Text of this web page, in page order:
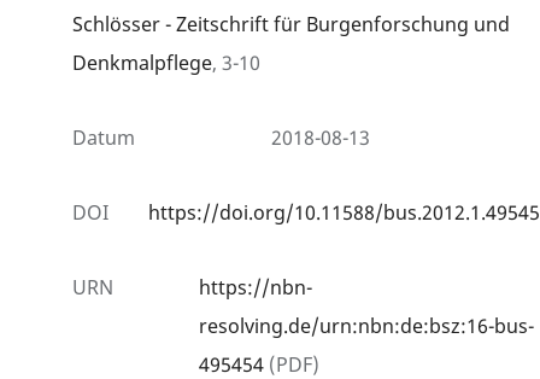
Schlösser - Zeitschrift für Burgenforschung und
Denkmalpflege, 3-10
Datum 2018-08-13
DOI https://doi.org/10.11588/bus.2012.1.49545
URN
https://nbn-
resolving.de/urn:nbn:de:bsz:16-bus-
495454(PDF)